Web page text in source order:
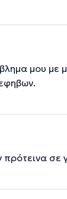
μου με
πρότεινα σε